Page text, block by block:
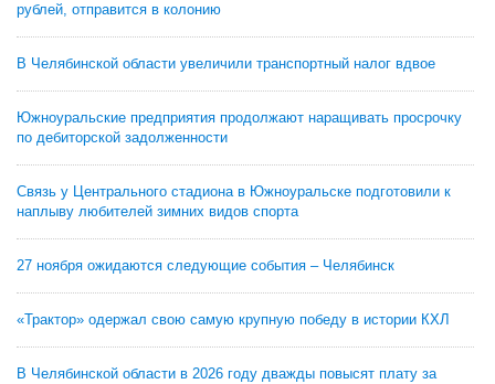
рублей, отправится в колонию
В Челябинской области увеличили транспортный налог вдвое
Южноуральские предприятия продолжают наращивать просрочку
по дебиторской задолженности
Связь у Центрального стадиона в Южноуральске подготовили к
наплыву любителей зимних видов спорта
27 ноября ожидаются следующие события – Челябинск
«Трактор» одержал свою самую крупную победу в истории КХЛ
В Челябинской области в 2026 году дважды повысят плату за